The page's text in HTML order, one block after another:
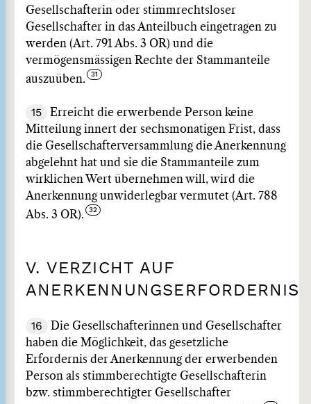
Gesellschafterin oder stimmrechtsloser
Gesellschafter in das Anteilbuch eingetragen zu
werden (Art. 791 Abs. 3 OR) und die
vermögensmässigen Rechte der Stammanteile
auszuüben.
15
Erreicht die erwerbende Person keine
Mitteilung innert der sechsmonatigen Frist, dass
die Gesellschafterversammlung die Anerkennung
abgelehnt hat und sie die Stammanteile zum
wirklichen Wert übernehmen will, wird die
Anerkennung unwiderlegbar vermutet (Art. 788
Abs. 3 OR).
V. VERZICHT AUF
ANERKENNUNGSERFORDERNIS
16
Die Gesellschafterinnen und Gesellschafter
haben die Möglichkeit, das gesetzliche
Erfordernis der Anerkennung der erwerbenden
Person als stimmberechtigte Gesellschafterin
bzw. stimmberechtigter Gesellschafter